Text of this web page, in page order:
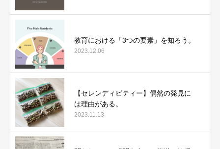
教育における「3つの要素」を知ろう。
2023.12.06
【セレンディピティー】偶然の発見に
は理由がある。
2023.11.13